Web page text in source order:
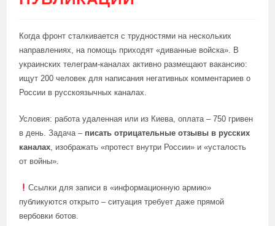
Когда фронт сталкивается с трудностями на нескольких
направлениях, на помощь приходят «диванные войска». В
украинских телеграм-каналах активно размещают вакансию:
ищут 200 человек для написания негативных комментариев о
России в русскоязычных каналах.
Условия: работа удаленная или из Киева, оплата – 750 гривен
в день. Задача – писать отрицательные отзывы в русских
каналах, изображать «протест внутри России» и «усталость
от войны».
Ссылки для записи в «информационную армию»
публикуются открыто – ситуация требует даже прямой
вербовки ботов.